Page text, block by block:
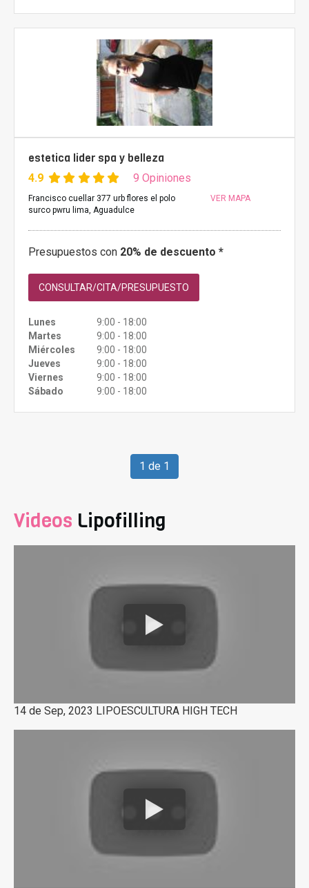
estetica lider spa y belleza
4.9 9 Opiniones
Francisco cuellar 377 urb flores el polo
surco pwru lima, Aguadulce
VER MAPA
Presupuestos con 20% de descuento *
CONSULTAR/CITA/PRESUPUESTO
Lunes
9:00 - 18:00
Martes
9:00 - 18:00
Miércoles
9:00 - 18:00
Jueves
9:00 - 18:00
Viernes
9:00 - 18:00
Sábado
9:00 - 18:00
1 de 1
Videos Lipofilling
14 de Sep, 2023 LIPOESCULTURA HIGH TECH